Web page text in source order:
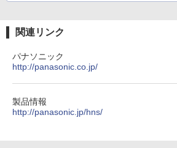
関連リンク
パナソニック
http://panasonic.co.jp/
製品情報
http://panasonic.jp/hns/